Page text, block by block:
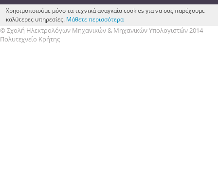
Χρησιμοποιούμε μόνο τα τεχνικά αναγκαία cookies για να σας παρέχουμε
καλύτερες υπηρεσίες. Μάθετε περισσότερα
© Σχολή Ηλεκτρολόγων Μηχανικών & Μηχανικών Υπολογιστών 2014
Πολυτεχνείο Κρήτης